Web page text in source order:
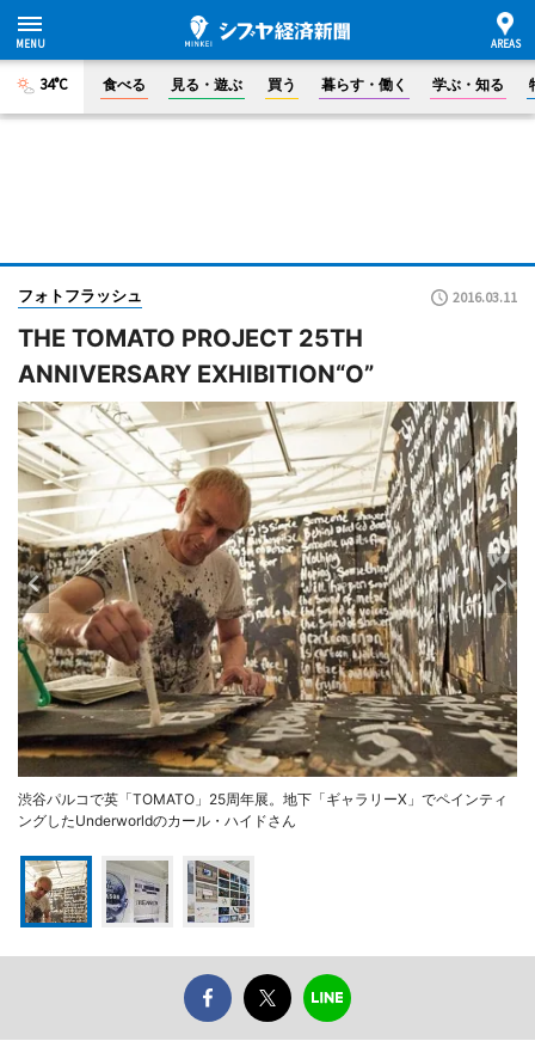
34°C 食べる 見る・遊ぶ 買う 暮らす・働く 学ぶ・知る
フォトフラッシュ 2016.03.11
THE TOMATO PROJECT 25TH
ANNIVERSARY EXHIBITION“O”
渋谷パルコで英「TOMATO」25周年展。地下「ギャラリーX」でペインティ
ングしたUnderworldのカール・ハイドさん